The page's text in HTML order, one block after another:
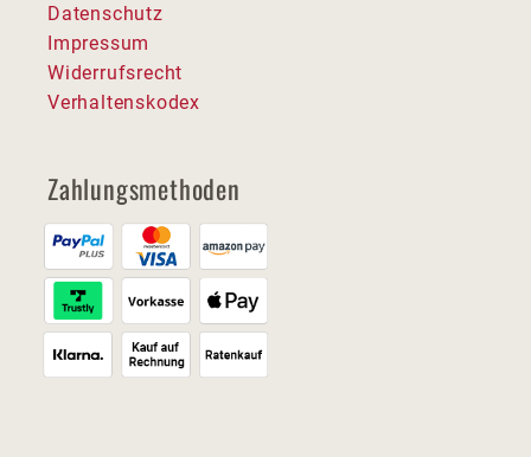
Datenschutz
Impressum
Widerrufsrecht
Verhaltenskodex
Zahlungsmethoden